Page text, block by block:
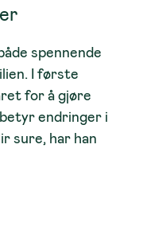
spennende
I første
for å gjøre
endringer i
sure, har han